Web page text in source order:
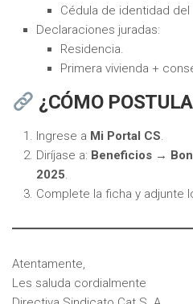
Cédula de identidad
Declaraciones juradas:
Residencia.
Primera vivienda +
¿CÓMO
Ingrese a Mi Portal CS.
Diríjase a: Beneficios →
2025.
Complete la ficha y adjunte
Atentamente,
Les saluda cordialmente